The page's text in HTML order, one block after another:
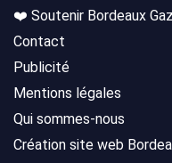
❤️ Soutenir Bordeaux
Contact
Publicité
Mentions légales
Qui sommes-nous
Création site web